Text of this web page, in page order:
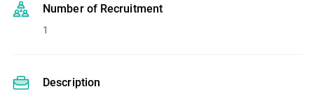
Number of Recruitment
1
Description